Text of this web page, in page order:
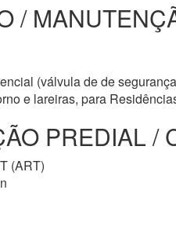
/
(válvula de de
e lareiras, para
PREDIAL /
(ART)